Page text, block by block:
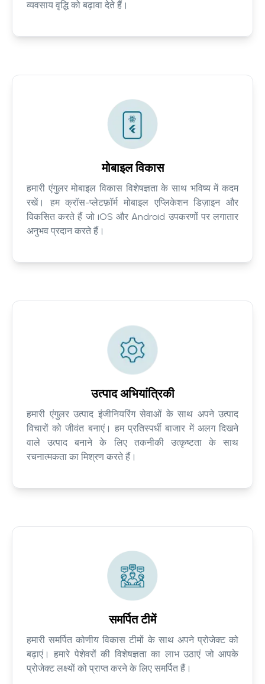
व्यवसाय वृद्धि को बढ़ावा देते हैं।
मोबाइल विकास
हमारी एंगुलर मोबाइल विकास विशेषज्ञता के साथ भविष्य में कदम
रखें। हम क्रॉस-प्लेटफ़ॉर्म मोबाइल एप्लिकेशन डिज़ाइन और
विकसित करते हैं जो iOS और Android उपकरणों पर लगातार
अनुभव प्रदान करते हैं।
उत्पाद अभियांत्रिकी
हमारी एंगुलर उत्पाद इंजीनियरिंग सेवाओं के साथ अपने उत्पाद
विचारों को जीवंत बनाएं। हम प्रतिस्पर्धी बाजार में अलग दिखने
वाले उत्पाद बनाने के लिए तकनीकी उत्कृष्टता के साथ
रचनात्मकता का मिश्रण करते हैं।
समर्पित टीमें
हमारी समर्पित कोणीय विकास टीमों के साथ अपने प्रोजेक्ट को
बढ़ाएं। हमारे पेशेवरों की विशेषज्ञता का लाभ उठाएं जो आपके
प्रोजेक्ट लक्ष्यों को प्राप्त करने के लिए समर्पित हैं।